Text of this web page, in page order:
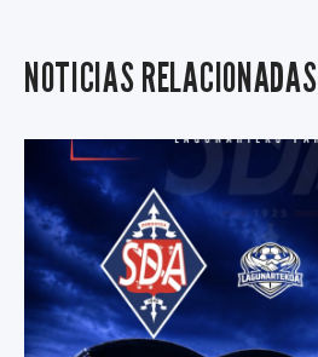
NOTICIAS RELACIONADAS